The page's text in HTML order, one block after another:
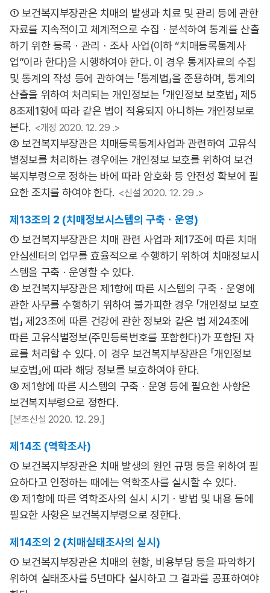
① 보건복지부장관은 치매의 발생과 치료 및 관리 등에 관한
자료를 지속적이고 체계적으로 수집ㆍ분석하여 통계를 산출
하기 위한 등록ㆍ관리ㆍ조사 사업(이하 “치매등록통계사
업”이라 한다)을 시행하여야 한다. 이 경우 통계자료의 수집
및 통계의 작성 등에 관하여는 「통계법」을 준용하며, 통계의
산출을 위하여 처리되는 개인정보는 「개인정보 보호법」 제5
8조제1항에 따라 같은 법이 적용되지 아니하는 개인정보로
본다. <개정 2020. 12. 29 .>
② 보건복지부장관은 치매등록통계사업과 관련하여 고유식
별정보를 처리하는 경우에는 개인정보 보호를 위하여 보건
복지부령으로 정하는 바에 따라 암호화 등 안전성 확보에 필
요한 조치를 하여야 한다. <신설 2020. 12. 29 .>
제13조의 2 (치매정보시스템의 구축ㆍ운영)
① 보건복지부장관은 치매 관련 사업과 제17조에 따른 치매
안심센터의 업무를 효율적으로 수행하기 위하여 치매정보시
스템을 구축ㆍ운영할 수 있다.
② 보건복지부장관은 제1항에 따른 시스템의 구축ㆍ운영에
관한 사무를 수행하기 위하여 불가피한 경우 「개인정보 보호
법」 제23조에 따른 건강에 관한 정보와 같은 법 제24조에
따른 고유식별정보(주민등록번호를 포함한다)가 포함된 자
료를 처리할 수 있다. 이 경우 보건복지부장관은 「개인정보
보호법」에 따라 해당 정보를 보호하여야 한다.
③ 제1항에 따른 시스템의 구축ㆍ운영 등에 필요한 사항은
보건복지부령으로 정한다.
[본조신설 2020. 12. 29.]
제14조 (역학조사)
① 보건복지부장관은 치매 발생의 원인 규명 등을 위하여 필
요하다고 인정하는 때에는 역학조사를 실시할 수 있다.
② 제1항에 따른 역학조사의 실시 시기ㆍ방법 및 내용 등에
필요한 사항은 보건복지부령으로 정한다.
제14조의 2 (치매실태조사의 실시)
① 보건복지부장관은 치매의 현황, 비용부담 등을 파악하기
위하여 실태조사를 5년마다 실시하고 그 결과를 공표하여야